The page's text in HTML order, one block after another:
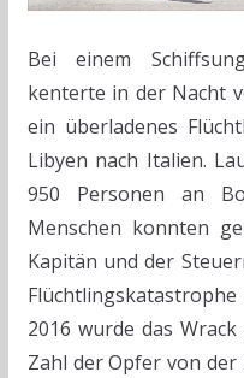
Bei einem
kenterte in der Nacht
ein überladenes
Libyen nach Italien.
950 Personen an
Menschen konnten
Kapitän und der
2016 wurde das
Zahl der Opfer von